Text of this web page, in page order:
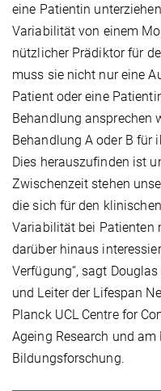
eine Patientin
Variabilität von einem
nützlicher Prädiktor für
muss sie nicht nur eine
Patient oder eine
Behandlung ansprechen
Behandlung A oder B für
Dies herauszufinden ist
Zwischenzeit stehen
die sich für den
Variabilität bei Patienten
darüber hinaus
Verfügung“, sagt
und Leiter der Lifespan
Planck UCL Centre for
Ageing Research und
Bildungsforschung.